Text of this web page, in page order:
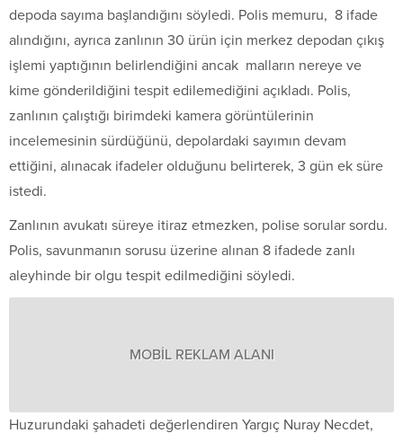
depoda sayıma başlandığını söyledi. Polis memuru, 8 ifade
alındığını, ayrıca zanlının 30 ürün için merkez depodan çıkış
işlemi yaptığının belirlendiğini ancak malların nereye ve
kime gönderildiğini tespit edilemediğini açıkladı. Polis,
zanlının çalıştığı birimdeki kamera görüntülerinin
incelemesinin sürdüğünü, depolardaki sayımın devam
ettiğini, alınacak ifadeler olduğunu belirterek, 3 gün ek süre
istedi.
Zanlının avukatı süreye itiraz etmezken, polise sorular sordu.
Polis, savunmanın sorusu üzerine alınan 8 ifadede zanlı
aleyhinde bir olgu tespit edilmediğini söyledi.
MOBİL REKLAM ALANI
Huzurundaki şahadeti değerlendiren Yargıç Nuray Necdet,